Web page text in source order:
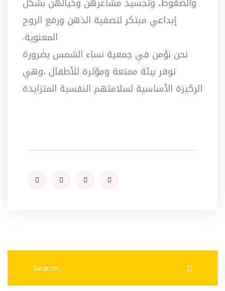
إبداعي مبتكر لتصفية الذهن ورفع الروح
المعنوية.
نحن نؤمن في جمعية نساء الشمس بضرورة
توفر بيئة ممتعة ومؤثرة للأطفال ،وهي
الركيزة الأساسية لسلامتهم النفسية المتزايدة